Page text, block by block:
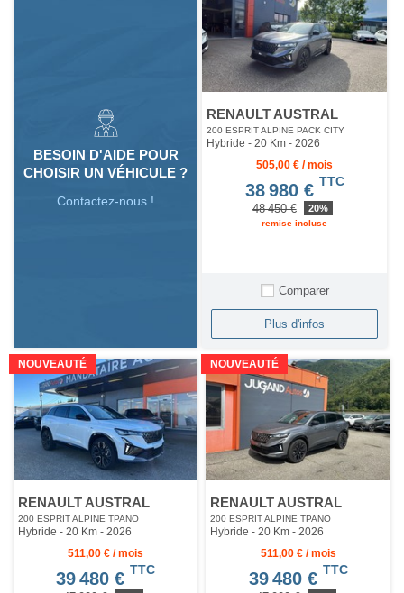
BESOIN D'AIDE POUR
CHOISIR UN VÉHICULE ?
Contactez-nous !
RENAULT AUSTRAL
200 ESPRIT ALPINE PACK CITY
Hybride - 20 Km- 2026
505,00 € / mois
38 980 € TTC
48 450 € 20%
remise incluse
Comparer
Plus d'infos
NOUVEAUTÉ
RENAULT AUSTRAL
200 ESPRIT ALPINE TPANO
Hybride - 20 Km - 2026
511,00 € / mois
39 480 € TTC
NOUVEAUTÉ
RENAULT AUSTRAL
200 ESPRIT ALPINE TPANO
Hybride - 20 Km- 2026
511,00 € / mois
39 480 € TTC